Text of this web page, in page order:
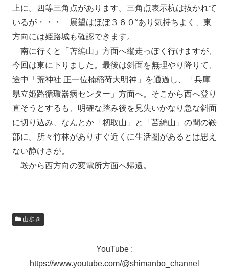
上に。四等三角点があります。三角点表示杭は抜かれて
いるが・・・ 展望はほぼ３６０°あり気持ちよく、東
方向には姫路城も確認できます。
南に行くと「苫編山」方面へ縦走っぽく行けますが、
今回は東に下りました。最後は斜面を無理やり降りて、
途中「荒神社 正一位楠稲荷大明神」を通過し、「兵庫
県立姫路循環器病センター」方面へ。そこから西へ登り
直そうとするも、明確な踏み後を見失いかなり急な斜面
に切り込み、なんとか「籾取山」と「苫編山」の間の鞍
部に。所々竹林がありすぐ近くに生活圏があるとは思え
ない静けさが。
鞍から西方向の変電所方面へ帰還。
山歩き
YouTube :
https://www.youtube.com/@shimanbo_channel